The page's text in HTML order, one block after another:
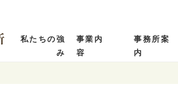
私たちの強
み
事業内
容
事務所案
内